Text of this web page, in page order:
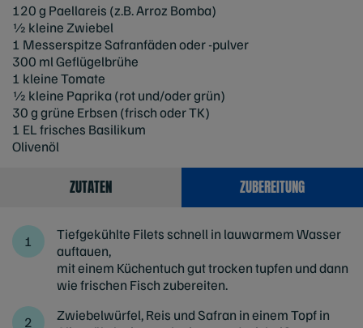
120 g Paellareis (z.B. Arroz Bomba)
1⁄2 kleine Zwiebel
1 Messerspitze Safranfäden oder -pulver
300 ml Geflügelbrühe
1 kleine Tomate
1⁄2 kleine Paprika (rot und/oder grün)
30 g grüne Erbsen (frisch oder TK)
1 EL frisches Basilikum
Olivenöl
ZUTATEN ZUBEREITUNG
Tiefgekühlte Filets schnell in lauwarmem Wasser
auftauen,
mit einem Küchentuch gut trocken tupfen und dann
wie frischen Fisch zubereiten.
Zwiebelwürfel, Reis und Safran in einem Topf in